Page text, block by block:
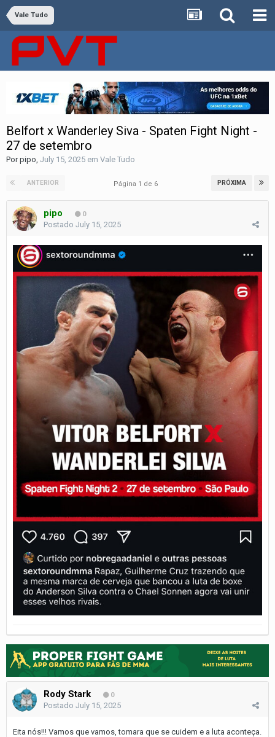
Vale Tudo
Belfort x Wanderley Siva - Spaten Fight Night -
27 de setembro
Porpipo July 15, 2025 em Vale Tudo
ANTERIOR PRÓXIMA
Página 1 de 6
pipo 0
Postado July 15, 2025
Rody Stark 0
Postado July 15, 2025
Eita nós!!! Vamos que vamos, tomara que se cuidem e a luta aconteça.